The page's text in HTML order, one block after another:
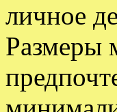
личное
Размеры